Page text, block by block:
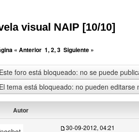
visual NAIP [10/10]
« Anterior 1,2,3 Siguiente »
Este foro está bloqueado: no se puede
El tema está bloqueado: no pueden editarse
Autor
30-09-2012, 04:21